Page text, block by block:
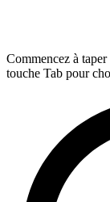
Commencez à
touche Tab pour